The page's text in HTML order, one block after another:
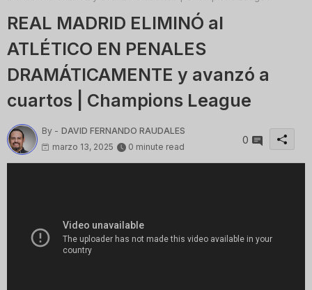
REAL MADRID ELIMINÓ al
ATLÉTICO EN PENALES
DRAMÁTICAMENTE y avanzó a
cuartos | Champions League
By - DAVID FERNANDO RAUDALES
marzo 13, 2025
0 minute read
0